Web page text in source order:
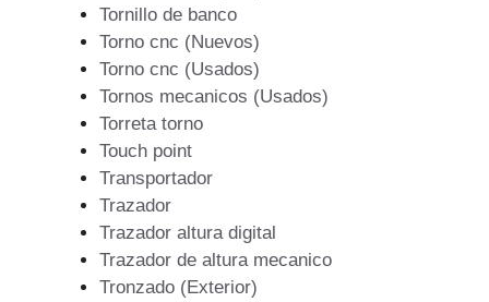
Tornillo de banco
Torno cnc (Nuevos)
Torno cnc (Usados)
Tornos mecanicos (Usados)
Torreta torno
Touch point
Transportador
Trazador
Trazador altura digital
Trazador de altura mecanico
Tronzado (Exterior)